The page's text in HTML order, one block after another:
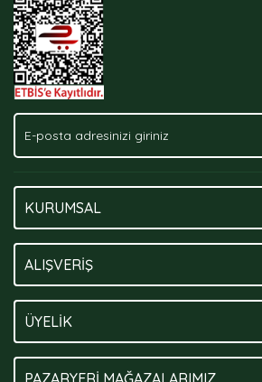
Bu ürüne benzer farklı alternatifler olmalı.
KURUMSAL
ALIŞVERİŞ
ÜYELİK
PAZARYERİ MAĞAZALARIMIZ